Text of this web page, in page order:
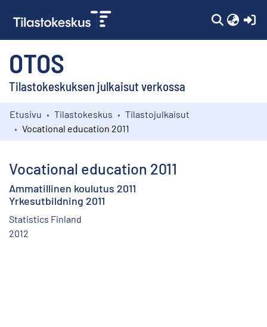
OTOS
Tilastokeskuksen julkaisut verkossa
Kokoelmat
Etusivu Tilastokeskus
Tilastojulkaisut
Vocational education 2011
Vocational education 2011
Ammatillinen koulutus 2011
Yrkesutbildning 2011
Statistics Finland
2012